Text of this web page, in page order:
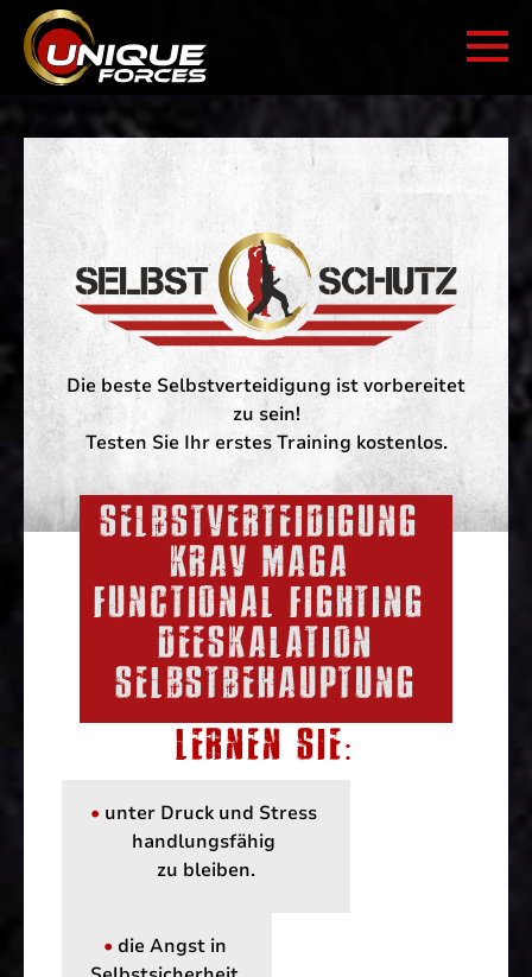
Die beste Selbstverteidigung ist vorbereitet
zu sein!
Testen Sie Ihr erstes Training kostenlos.
SELBSTVERTEIDIGUNG
KRAV MAGA
FUNCTIONAL FIGHTING
DEESKALATION
SELBSTBEHAUPTUNG
LERNEN SIE:
• unter Druck und Stress
handlungsfähig
zu bleiben.
• die Angst in